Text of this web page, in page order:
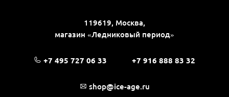
119619, Москва,
магазин «Ледниковый период»
+7 495 727 06 33 +7 916 888 83 32
shop@ice-age.ru